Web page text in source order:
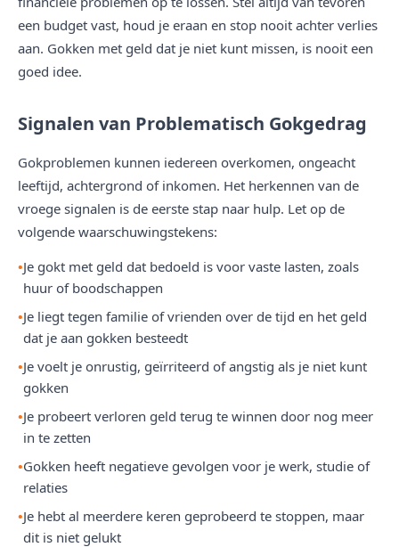
een budget vast, houd je eraan en stop nooit achter verlies
aan. Gokken met geld dat je niet kunt missen, is nooit een
goed idee.
Signalen van Problematisch Gokgedrag
Gokproblemen kunnen iedereen overkomen, ongeacht
leeftijd, achtergrond of inkomen. Het herkennen van de
vroege signalen is de eerste stap naar hulp. Let op de
volgende waarschuwingstekens:
Je gokt met geld dat bedoeld is voor vaste lasten, zoals
huur of boodschappen
Je liegt tegen familie of vrienden over de tijd en het geld
dat je aan gokken besteedt
Je voelt je onrustig, geïrriteerd of angstig als je niet kunt
gokken
Je probeert verloren geld terug te winnen door nog meer
in te zetten
Gokken heeft negatieve gevolgen voor je werk, studie of
relaties
Je hebt al meerdere keren geprobeerd te stoppen, maar
dit is niet gelukt